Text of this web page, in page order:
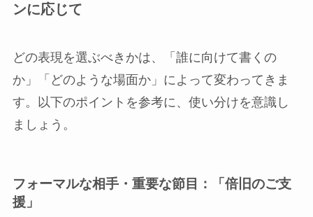
ンに応じて
どの表現を選ぶべきかは、「誰に向けて書くの
か」「どのような場面か」によって変わってきま
す。以下のポイントを参考に、使い分けを意識し
ましょう。
フォーマルな相手・重要な節目：「倍旧のご支
援」